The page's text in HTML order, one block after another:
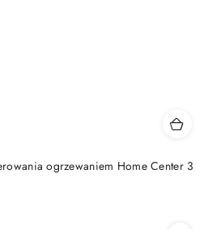
ogrzewaniem Home Center 3